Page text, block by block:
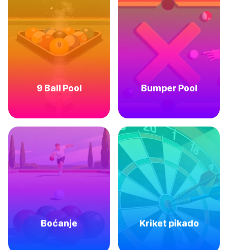
9 Ball Pool Bumper Pool
Boćanje Kriket pikado